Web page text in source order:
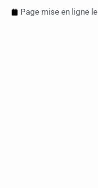
Page mise en ligne le